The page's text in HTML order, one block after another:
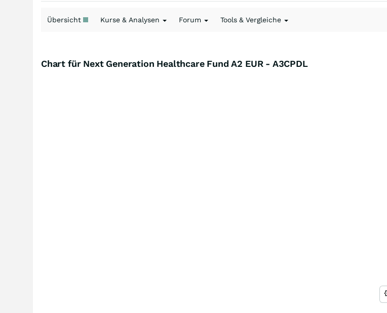
Übersicht Kurse & Analysen Forum Tools & Vergleiche
Chart für Next Generation Healthcare Fund A2 EUR - A3CPDL